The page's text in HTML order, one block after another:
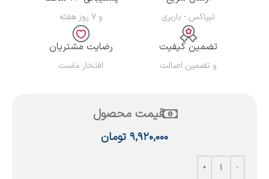
تیپاکس - باربری و ۷ روز هفته
تضمین کیفیت
و تضمین اصالت
رضایت مشتریان
افتخار ماست
قیمت محصول
۹,۹۲۰,۰۰۰ تومان